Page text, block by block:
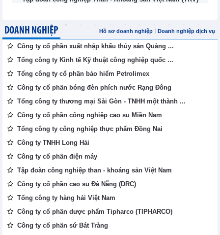
DOANH NGHIỆP Hồ sơ doanh nghiệp Doanh nghiệp dịch vụ
Công ty cổ phần xuất nhập khẩu thủy sản Quảng ...
Tổng công ty Kinh tế Kỹ thuật công nghiệp quốc ...
Tổng công ty cổ phần bảo hiểm Petrolimex
Công ty cổ phần bóng đèn phích nước Rạng Đông
Tổng công ty thương mại Sài Gòn - TNHH một thành ...
Công ty cổ phần công nghiệp cao su Miền Nam
Tổng công ty công nghiệp thực phẩm Đồng Nai
Công ty TNHH Long Hải
Công ty cổ phần điện máy
Tập đoàn công nghiệp than - khoáng sản Việt Nam
Công ty cổ phần cao su Đà Nẵng (DRC)
Tổng công ty hàng hải Việt Nam
Công ty cổ phần dược phẩm Tipharco (TIPHARCO)
Công ty cổ phần sứ Bát Tràng